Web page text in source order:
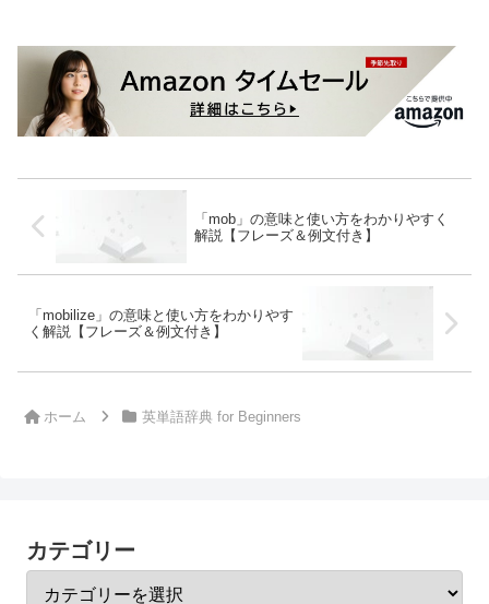
「mob」の意味と使い方をわかりやすく
解説【フレーズ＆例文付き】
「mobilize」の意味と使い方をわかりやす
く解説【フレーズ＆例文付き】
ホーム 英単語辞典 for Beginners
カテゴリー